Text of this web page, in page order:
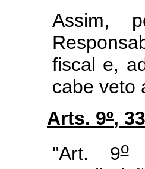
Assim,
fiscal e,
cabe veto
Arts. 9º,
"Art. 9o